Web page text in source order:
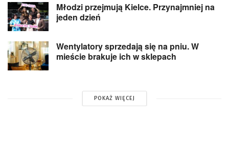
Młodzi przejmują Kielce. Przynajmniej na
jeden dzień
Wentylatory sprzedają się na pniu. W
mieście brakuje ich w sklepach
POKAŻ WIĘCEJ